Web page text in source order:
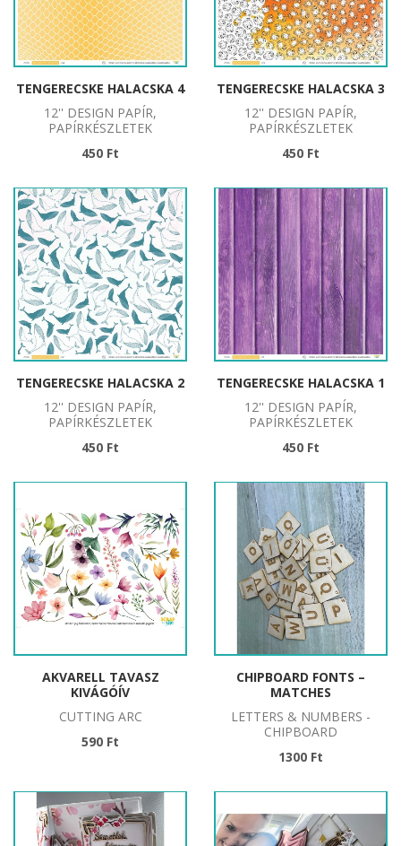
TENGERECSKE HALACSKA 4
12'' DESIGN PAPÍR,
PAPÍRKÉSZLETEK
450 Ft
TENGERECSKE HALACSKA 3
12'' DESIGN PAPÍR,
PAPÍRKÉSZLETEK
450 Ft
TENGERECSKE HALACSKA 2
12'' DESIGN PAPÍR,
PAPÍRKÉSZLETEK
450 Ft
TENGERECSKE HALACSKA 1
12'' DESIGN PAPÍR,
PAPÍRKÉSZLETEK
450 Ft
AKVARELL TAVASZ
KIVÁGÓÍV
CUTTING ARC
590 Ft
CHIPBOARD FONTS –
MATCHES
LETTERS & NUMBERS -
CHIPBOARD
1300 Ft